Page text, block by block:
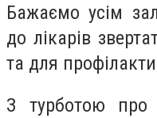
Бажаємо усім
до лікарів
та для
З турботою про